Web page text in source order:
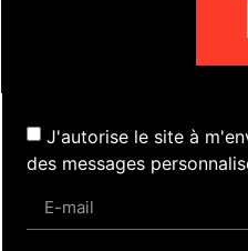
J'autorise le site à
des messages